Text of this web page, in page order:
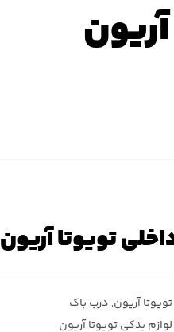
تویوتا آریون
تویوتا آریون, درب باک
لوازم یدکی تویوتا آریون